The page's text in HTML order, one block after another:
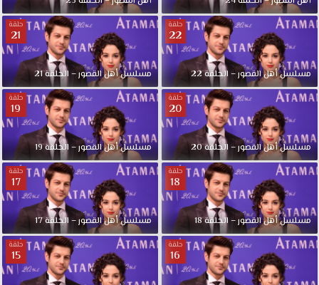
حلقة
22
مسلسل أهل القصور – الحلقة 22
حلقة
21
مسلسل أهل القصور – الحلقة 21
حلقة
20
مسلسل أهل القصور – الحلقة 20
حلقة
19
مسلسل أهل القصور – الحلقة 19
حلقة
18
مسلسل أهل القصور – الحلقة 18
حلقة
17
مسلسل أهل القصور – الحلقة 17
حلقة
16
حلقة
15